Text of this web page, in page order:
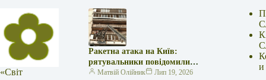
«Світ
Ракетна атака на Київ:
рятувальники повідомили
про 15 поранених
Матвій Олійник Лип 19, 2026
и